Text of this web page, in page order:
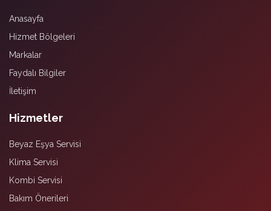
Anasayfa
Hizmet Bölgeleri
Markalar
Faydalı Bilgiler
İletişim
Hizmetler
Beyaz Eşya Servisi
Klima Servisi
Kombi Servisi
Bakım Önerileri